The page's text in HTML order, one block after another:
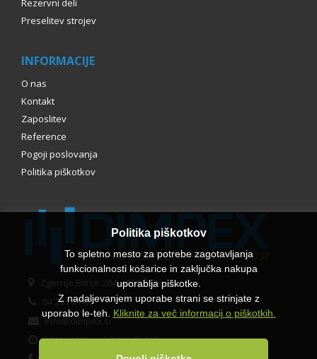
Politika piškotkov
To spletno mesto za potrebe zagotavljanja
funkcionalnosti košarice in zaključka nakupa
uporablja piškotke.
Z nadaljevanjem uporabe strani se strinjate z
uporabo le-teh. Kliknite za več informacij o piškotkih.
Rezervni deli
Preselitev strojev
INFORMACIJE
O nas
Kontakt
Zaposlitev
Reference
Pogoji poslovanja
Politika piškotkov
Zgornje Bitnje 284, 4209 Žabnica
04 231 91 90
info@dimpex.si
PON - PET med 7.00 - 15.00h